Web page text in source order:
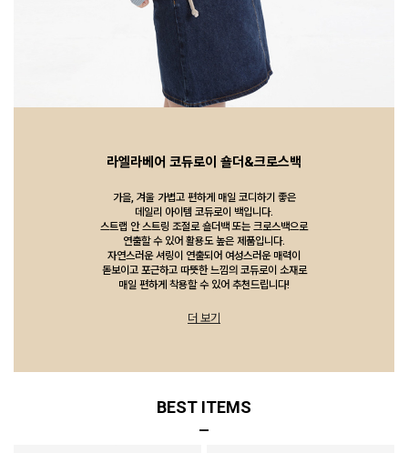
라엘라베어 코듀로이 숄더&크로스백
가을, 겨울 가볍고 편하게 매일 코디하기 좋은
데일리 아이템 코듀로이 백입니다.
스트랩 안 스트링 조절로 숄더백 또는 크로스백으로
연출할 수 있어 활용도 높은 제품입니다.
자연스러운 셔링이 연출되어 여성스러운 매력이
돋보이고 포근하고 따뜻한 느낌의 코듀로이 소재로
매일 편하게 착용할 수 있어 추천드립니다!
더 보기
BEST ITEMS